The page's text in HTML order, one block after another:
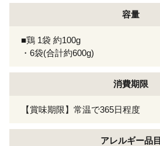
容量
■鶏 1袋 約100g
・6袋(合計約600g)
消費期限
【賞味期限】常温で365日程度
アレルギー品目